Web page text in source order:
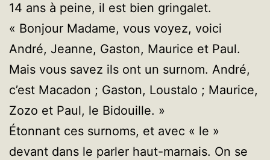
14 ans à peine, il est bien gringalet.
« Bonjour Madame, vous voyez, voici
André, Jeanne, Gaston, Maurice et Paul.
Mais vous savez ils ont un surnom. André,
c’est Macadon ; Gaston, Loustalo ; Maurice,
Zozo et Paul, le Bidouille. »
Étonnant ces surnoms, et avec « le »
devant dans le parler haut-marnais. On se